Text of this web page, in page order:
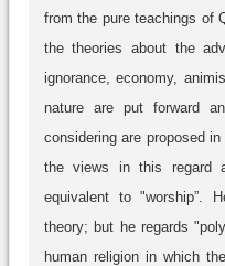
from the pure teachings of
the theories about the
ignorance, economy,
nature are put forward
considering are proposed
the views in this regard
equivalent to "worship”.
theory; but he regards
human religion in which